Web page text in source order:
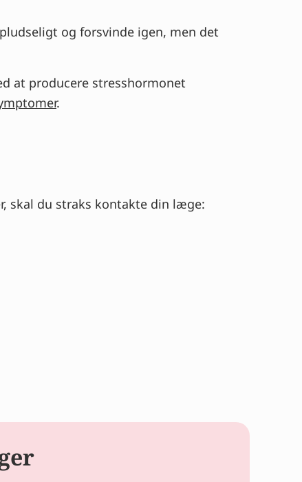
og forsvinde igen, men det
at producere stresshormonet
.
skal du straks kontakte din læge: